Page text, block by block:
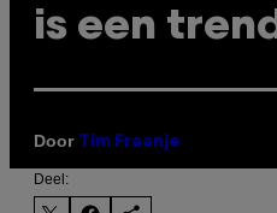
is een trend
Door Tim Fraanje
Deel: